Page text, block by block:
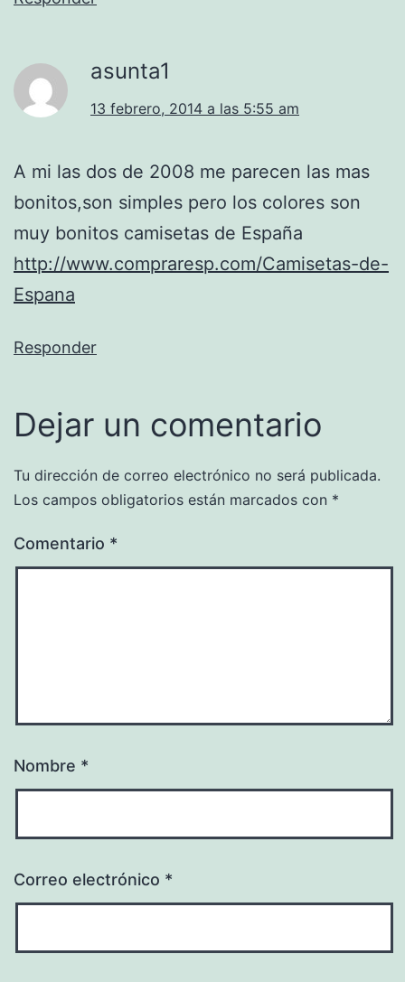
asunta1
13 febrero, 2014 a las 5:55 am
A mi las dos de 2008 me parecen las mas
bonitos,son simples pero los colores son
muy bonitos camisetas de España
http://www.compraresp.com/Camisetas-de-
Espana
Responder
Dejar un comentario
Tu dirección de correo electrónico no será publicada.
Los campos obligatorios están marcados con *
Comentario *
Nombre *
Correo electrónico *